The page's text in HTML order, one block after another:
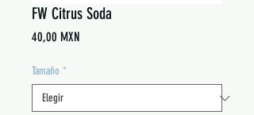
FW Citrus Soda
40,00 MXNPrecio
Tamaño *